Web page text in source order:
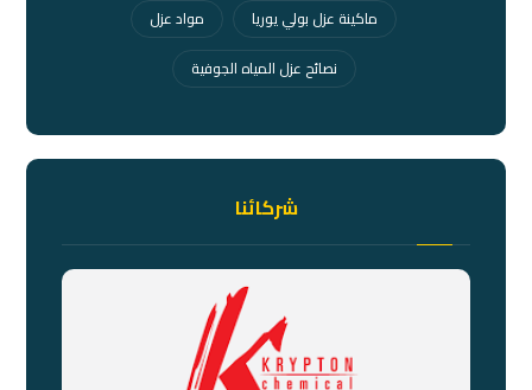
ماكينة عزل بولي يوريا
مواد عزل
نصائح عزل المياه الجوفية
شركائنا